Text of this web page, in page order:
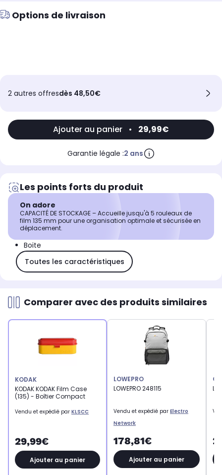
Options de livraison
2 autres offresdès 48,50€
Ajouter au panier • 29,99€
Garantie légale :2 ans
Les points forts du produit
On adore
CAPACITÉ DE STOCKAGE – Accueille jusqu'à 5 rouleaux de
film 135 mm pour une organisation optimale et sécurisée en
déplacement.
Boite
Toutes les caractéristiques
Comparer avec des produits similaires
KODAK
KODAK KODAK Film Case
(135) - Boîtier Compact
Vendu et expédié par KLSCC
29,99€
Ajouter au panier
LOWEPRO
LOWEPRO 248115
Vendu et expédié par Electro
Network
178,81€
Ajouter au panier